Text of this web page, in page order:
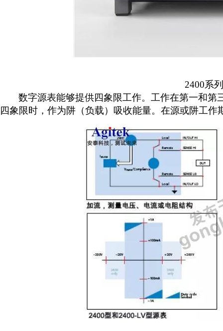
2400系
数字源表能够提供四象限工作。工作在第一和
四象限时，作为阱（负载）吸收能量。在源或阱工